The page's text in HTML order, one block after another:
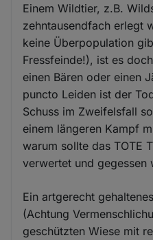
Einem Wildtier, z.B.
zehntausendfach erlegt
keine Überpopulation
Fressfeinde!), ist es
einen Bären oder einen
puncto Leiden ist der
Schuss im Zweifelsfall
einem längeren Kampf
warum sollte das TOTE
verwertet und gegessen
Ein artgerecht
(Achtung
geschützten Wiese mit